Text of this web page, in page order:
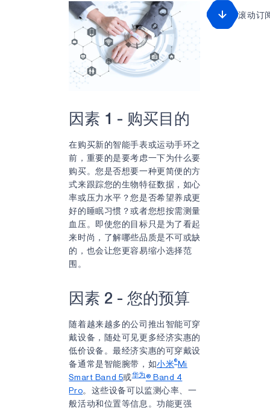
因素 1 - 购买目的
在购买新的智能手表或运动手环之
前，重要的是要考虑一下为什么要
购买。您是否想要一种更简便的方
式来跟踪您的生物特征数据，如心
率或压力水平？您是否希望养成更
好的睡眠习惯？或者您想按需测量
血压。即使您的目标只是为了看起
来时尚，了解哪些品质是不可或缺
的，也会让您更容易缩小选择范
围。
因素 2 - 您的预算
随着越来越多的公司推出智能可穿
戴设备，随处可见更多经济实惠的
低价设备。最经济实惠的可穿戴设
备通常是智能腕带，如小米®Mi
Smart Band 5或华为® Band 4
Pro。这些设备可以监测心率、一
般活动和位置等信息。功能更强
滚动订